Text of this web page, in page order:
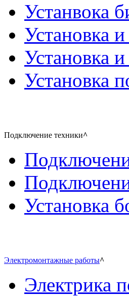
Устанвока
Установка
Установка
Установка
Подключение техники^
Установка
Электромонтажные работы^
Электрика